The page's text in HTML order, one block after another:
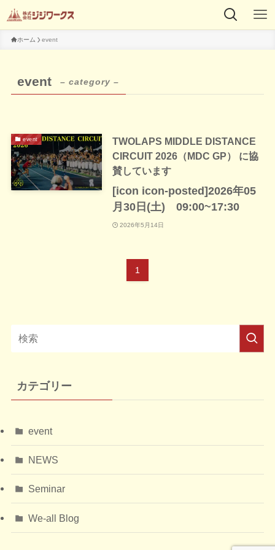
ホーム event
event – category –
event
TWOLAPS MIDDLE DISTANCE
CIRCUIT 2026（MDC GP） に協
賛しています
[icon icon-posted]2026年05
月30日(土) 09:00~17:30
2026年5月14日
1
カテゴリー
event
NEWS
Seminar
We-all Blog